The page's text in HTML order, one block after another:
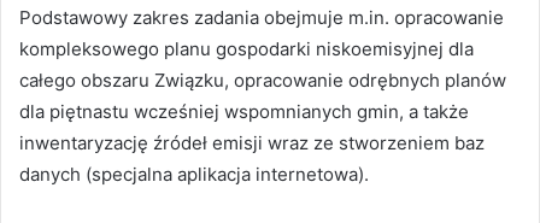
Podstawowy zakres zadania obejmuje m.in. opracowanie
kompleksowego planu gospodarki niskoemisyjnej dla
całego obszaru Związku, opracowanie odrębnych planów
dla piętnastu wcześniej wspomnianych gmin, a także
inwentaryzację źródeł emisji wraz ze stworzeniem baz
danych (specjalna aplikacja internetowa).